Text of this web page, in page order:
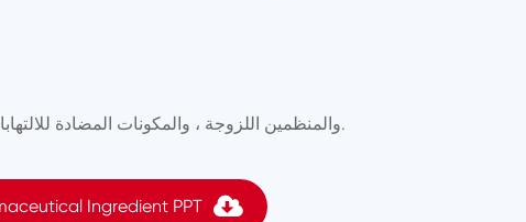
المكونات المشتركة هي المرطبات ، والمواد الحافظة ، والمنظمين ph ، والمنظمين اللزوجة ، والمكونات المضادة للالتهابات ، ومستخلصات ، والنكهات وهلم جرا.
Ingredient PPT